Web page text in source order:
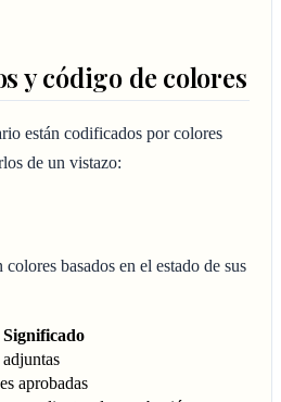
y código de colores
están codificados por colores
de un vistazo:
basados en el estado de sus
Significado
aprobadas